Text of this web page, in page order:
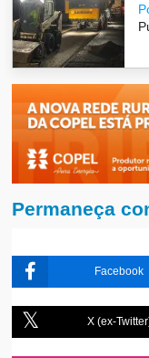
Permaneça
Facebook
X (ex-